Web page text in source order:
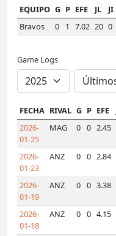
EQUIPO G P EFE JL JI
Bravos
0 1 7.02 20 0
Game Logs
FECHA RIVAL G P EFE
2026-
01-25
MAG 0 0 2.45
2026-
01-23
ANZ 0 0 2.84
2026-
01-19
ANZ 0 0 3.38
2026-
01-18
ANZ 0 0 4.15